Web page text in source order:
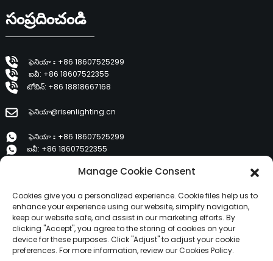
సంప్రదించండి
ఫెనియా：+86 18607525299
ఐవీ: +86 18607522355
టోబిన్: +86 18818667168
ఫెనియా@risenlighting.cn
ఫెనియా：+86 18607525299
ఐవీ: +86 18607522355
ఉత్పత్తులు
Manage Cookie Consent
Cookies give you a personalized experience. Cookie files help us to
enhance your experience using our website, simplify navigation,
keep our website safe, and assist in our marketing efforts. By
clicking "Accept", you agree to the storing of cookies on your
device for these purposes. Click "Adjust" to adjust your cookie
preferences. For more information, review our Cookies Policy.